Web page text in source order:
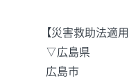
【災害救助法適用
▽広島県
広島市